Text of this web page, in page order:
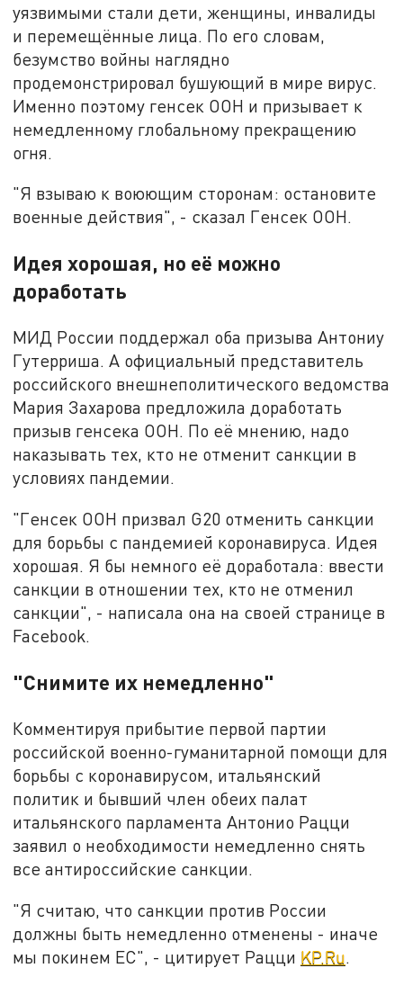
уязвимыми стали дети, женщины, инвалиды
и перемещённые лица. По его словам,
безумство войны наглядно
продемонстрировал бушующий в мире вирус.
Именно поэтому генсек ООН и призывает к
немедленному глобальному прекращению
огня.
"Я взываю к воюющим сторонам: остановите
военные действия", - сказал Генсек ООН.
Идея хорошая, но её можно
доработать
МИД России поддержал оба призыва Антониу
Гутерриша. А официальный представитель
российского внешнеполитического ведомства
Мария Захарова предложила доработать
призыв генсека ООН. По её мнению, надо
наказывать тех, кто не отменит санкции в
условиях пандемии.
"Генсек ООН призвал G20 отменить санкции
для борьбы с пандемией коронавируса. Идея
хорошая. Я бы немного её доработала: ввести
санкции в отношении тех, кто не отменил
санкции", - написала она на своей странице в
Facebook.
"Снимите их немедленно"
Комментируя прибытие первой партии
российской военно-гуманитарной помощи для
борьбы с коронавирусом, итальянский
политик и бывший член обеих палат
итальянского парламента Антонио Рацци
заявил о необходимости немедленно снять
все антироссийские санкции.
"Я считаю, что санкции против России
должны быть немедленно отменены - иначе
мы покинем ЕС", - цитирует Рацци KP.Ru.